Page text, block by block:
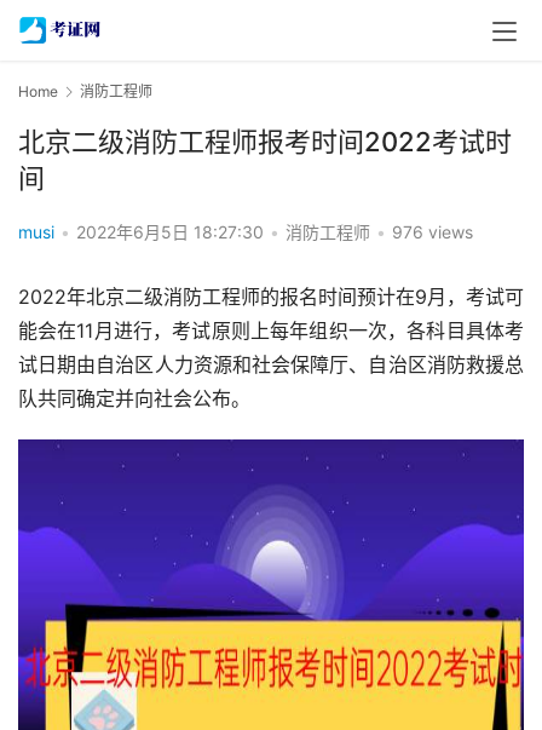
Home 消防工程师
北京二级消防工程师报考时间2022考试时
间
musi • 2022年6月5日 18:27:30 • 消防工程师 • 976 views
2022年北京二级消防工程师的报名时间预计在9月，考试可
能会在11月进行，考试原则上每年组织一次，各科目具体考
试日期由自治区人力资源和社会保障厅、自治区消防救援总
队共同确定并向社会公布。